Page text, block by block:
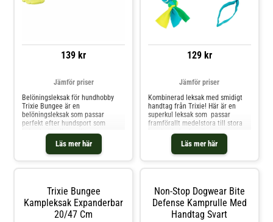
139 kr
Läs mer här
Jämför priser
Belöningsleksak för hundhobby
Trixie Bungee är en
belöningsleksak som passar
perfekt efter hundsport som
lydnad, sök eller agility.
Kampleksaken är utrustad med eb
elastisk del som dämpar stötar i
hundens hals och förarens hand
hunden. Leksaken kan sköjas av
efter användning. Kommer i
osorterade färger.
129 kr
Läs mer här
Jämför priser
Kombinerad leksak med smidigt
handtag från Trixie! Här är en
superkul leksak som passar
framförallt medelstora till stora
hundar. Leksaken är en
kombination av kamptrasa,
fleecefläta och tennisboll som
sitter i ett smidigt elastiskt
dragkamp med de olika
elementen. En riktig fullträff.
Denna hundleksak passar
dessutom utmärkt i hundträning!
Trixie Bungee
Kampleksak Expanderbar
20/47 Cm
Non-Stop Dogwear Bite
Defense Kamprulle Med
Handtag Svart